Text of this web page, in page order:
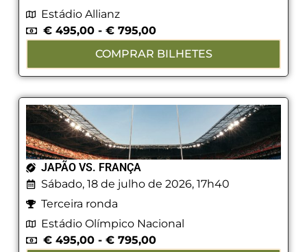
Estádio Allianz
€495,00 - €795,00
COMPRAR BILHETES
JAPÃO VS. FRANÇA
Sábado, 18 de julho de 2026, 17h40
Terceira ronda
Estádio Olímpico Nacional
€495,00 - €795,00